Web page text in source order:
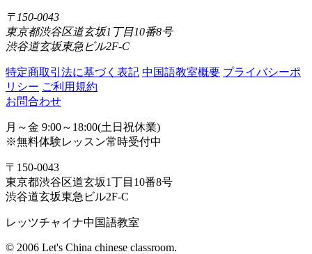
〒150-0043
東京都渋谷区道玄坂1丁目10番8号
渋谷道玄坂東急ビル2F-C
特定商取引法に基づく表記 中国語教室概要 プライバシーポ
リシー ご利用規約
お問合わせ
月～金 9:00～18:00(土日祝休業)
※無料体験レッスン常時受付中
〒150-0043
東京都渋谷区道玄坂1丁目10番8号
渋谷道玄坂東急ビル2F-C
レッツチャイナ中国語教室
© 2006 Let's China chinese classroom.